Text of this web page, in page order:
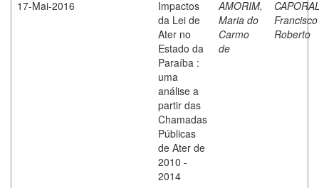
17-Mai-2016
Impactos
da Lei de
Ater no
Estado da
Paraíba :
uma
análise a
partir das
Chamadas
Públicas
de Ater de
2010 -
2014
AMORIM,
Maria do
Carmo
de
Francisco
Roberto